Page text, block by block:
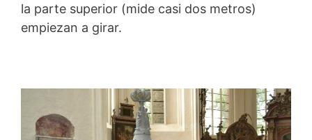
la parte superior (mide casi dos metros)
empiezan a girar.